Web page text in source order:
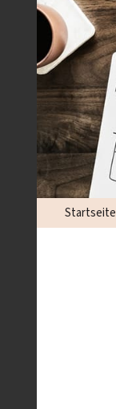
Startseite